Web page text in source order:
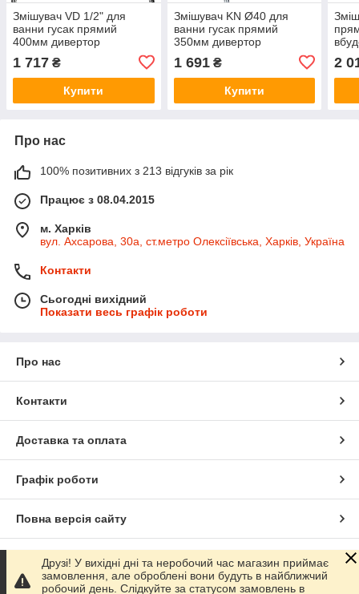
Змішувач VD 1/2" для
ванни гусак прямий
400мм дивертор
вбудований картріджний
TAU (VD-2C261C)
1 717 ₴
Купити
Змішувач KN Ø40 для
ванни гусак прямий
350мм дивертор
вбудований картріджний
AQUATICA (KN-2C228C)
1 691₴
Купити
2
Про нас
100% позитивних з 213 відгуків за рік
Працює з 08.04.2015
м. Харків
вул. Ахсарова, 30а, ст.метро Олексіївська, Харків, Україна
Контакти
Сьогодні вихідний
Показати весь графік роботи
Про нас
Контакти
Доставка та оплата
Графік роботи
Повна версія сайту
Сайт створено на маркетплейсі Prom.ua
Друзі! У вихідні дні та неробочий час магазин приймає
замовлення, але оброблені вони будуть в найближчий
робочий день. Слідкуйте за статусом замовлень в